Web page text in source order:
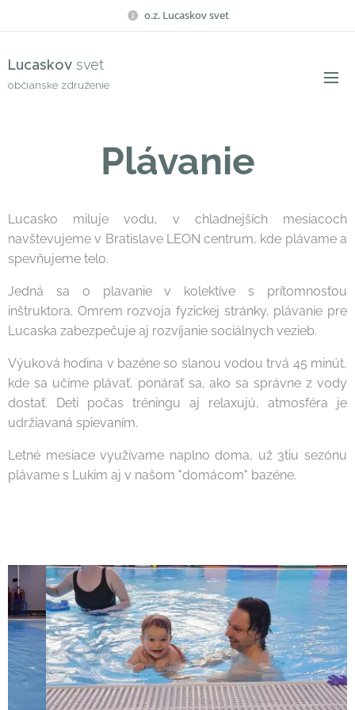
o.z. Lucaskov svet
Lucaskov svet
občianske združenie
Plávanie
Lucasko miluje vodu, v chladnejších mesiacoch
navštevujeme v Bratislave LEON centrum, kde plávame a
spevňujeme telo.
Jedná sa o plavanie v kolektíve s prítomnosťou
inštruktora. Omrem rozvoja fyzickej stránky, plávanie pre
Lucaska zabezpečuje aj rozvíjanie sociálnych vezieb.
Výuková hodina v bazéne so slanou vodou trvá 45 minút,
kde sa učíme plávať, ponárať sa, ako sa správne z vody
dostať. Deti počas tréningu aj relaxujú, atmosféra je
udržiavaná spievaním.
Letné mesiace využívame naplno doma, už 3tiu sezónu
plávame s Lukim aj v našom "domácom" bazéne.